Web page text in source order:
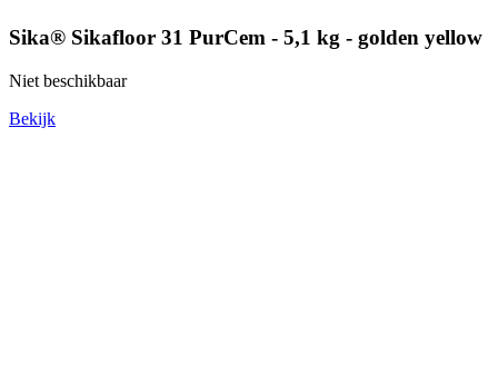
Sika® Sikafloor 31 PurCem - 5,1 kg - golden yellow
Niet beschikbaar
Bekijk